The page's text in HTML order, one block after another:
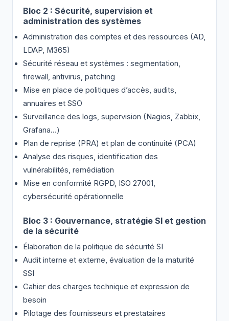
Bloc 2 : Sécurité, supervision et
administration des systèmes
Administration des comptes et des ressources (AD,
LDAP, M365)
Sécurité réseau et systèmes : segmentation,
firewall, antivirus, patching
Mise en place de politiques d’accès, audits,
annuaires et SSO
Surveillance des logs, supervision (Nagios, Zabbix,
Grafana…)
Plan de reprise (PRA) et plan de continuité (PCA)
Analyse des risques, identification des
vulnérabilités, remédiation
Mise en conformité RGPD, ISO 27001,
cybersécurité opérationnelle
Bloc 3 : Gouvernance, stratégie SI et gestion
de la sécurité
Élaboration de la politique de sécurité SI
Audit interne et externe, évaluation de la maturité
SSI
Cahier des charges technique et expression de
besoin
Pilotage des fournisseurs et prestataires